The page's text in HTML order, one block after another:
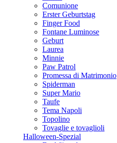
Comunione
Erster Geburtstag
Finger Food
Fontane Luminose
Geburt
Laurea
Minnie
Paw Patrol
Promessa di Matrimonio
Spiderman
Super Mario
Taufe
Tema Napoli
Topolino
Tovaglie e tovaglioli
Halloween-Spezial